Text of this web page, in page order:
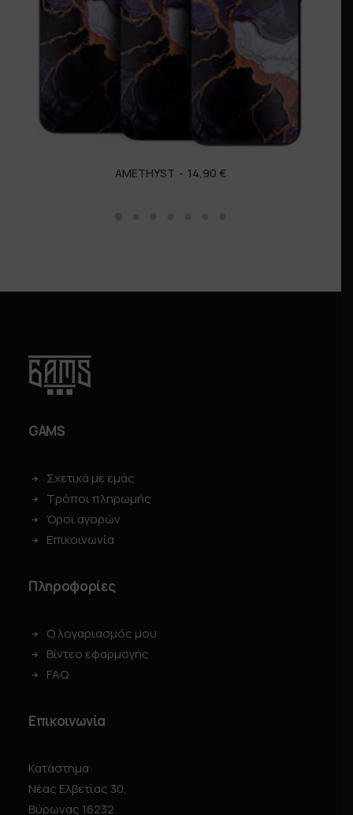
AMETHYST 14,90 €
GAMS
Σχετικά με εμάς
Τρόποι πληρωμής
Όροι αγορών
Επικοινωνία
Πληροφορίες
Ο λογαριασμός μου
Βίντεο εφαρμογής
FAQ
Επικοινωνία
Κατάστημα:
Νέας Ελβετίας 30,
Βύρωνας 16232